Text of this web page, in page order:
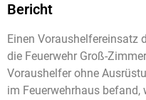
Bericht
Einen Voraushelfereinsatz
die Feuerwehr Groß-
Voraushelfer ohne
im Feuerwehrhaus befand,